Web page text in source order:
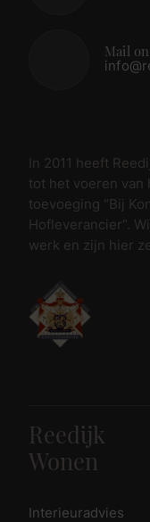
Mail
In 2011 heeft
tot het voeren van
toevoeging “Bij
Hofleverancier”.
werk en zijn hier
Reedijk
Wonen
Interieuradvies